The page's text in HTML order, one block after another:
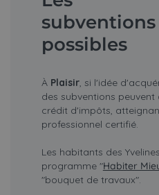
subventions
possibles
À Plaisir, si l'idée
des subventions
crédit d'impôts,
professionnel certifié.
Les habitants des
programme "Habiter
"bouquet de travaux".